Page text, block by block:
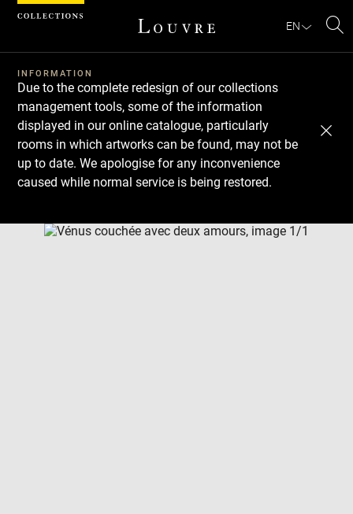
EN
INFORMATION
Due to the complete redesign of our collections
management tools, some of the information
displayed in our online catalogue, particularly
rooms in which artworks can be found, may not be
up to date. We apologise for any inconvenience
caused while normal service is being restored.
Download
Next
Previous
Cookies management panel